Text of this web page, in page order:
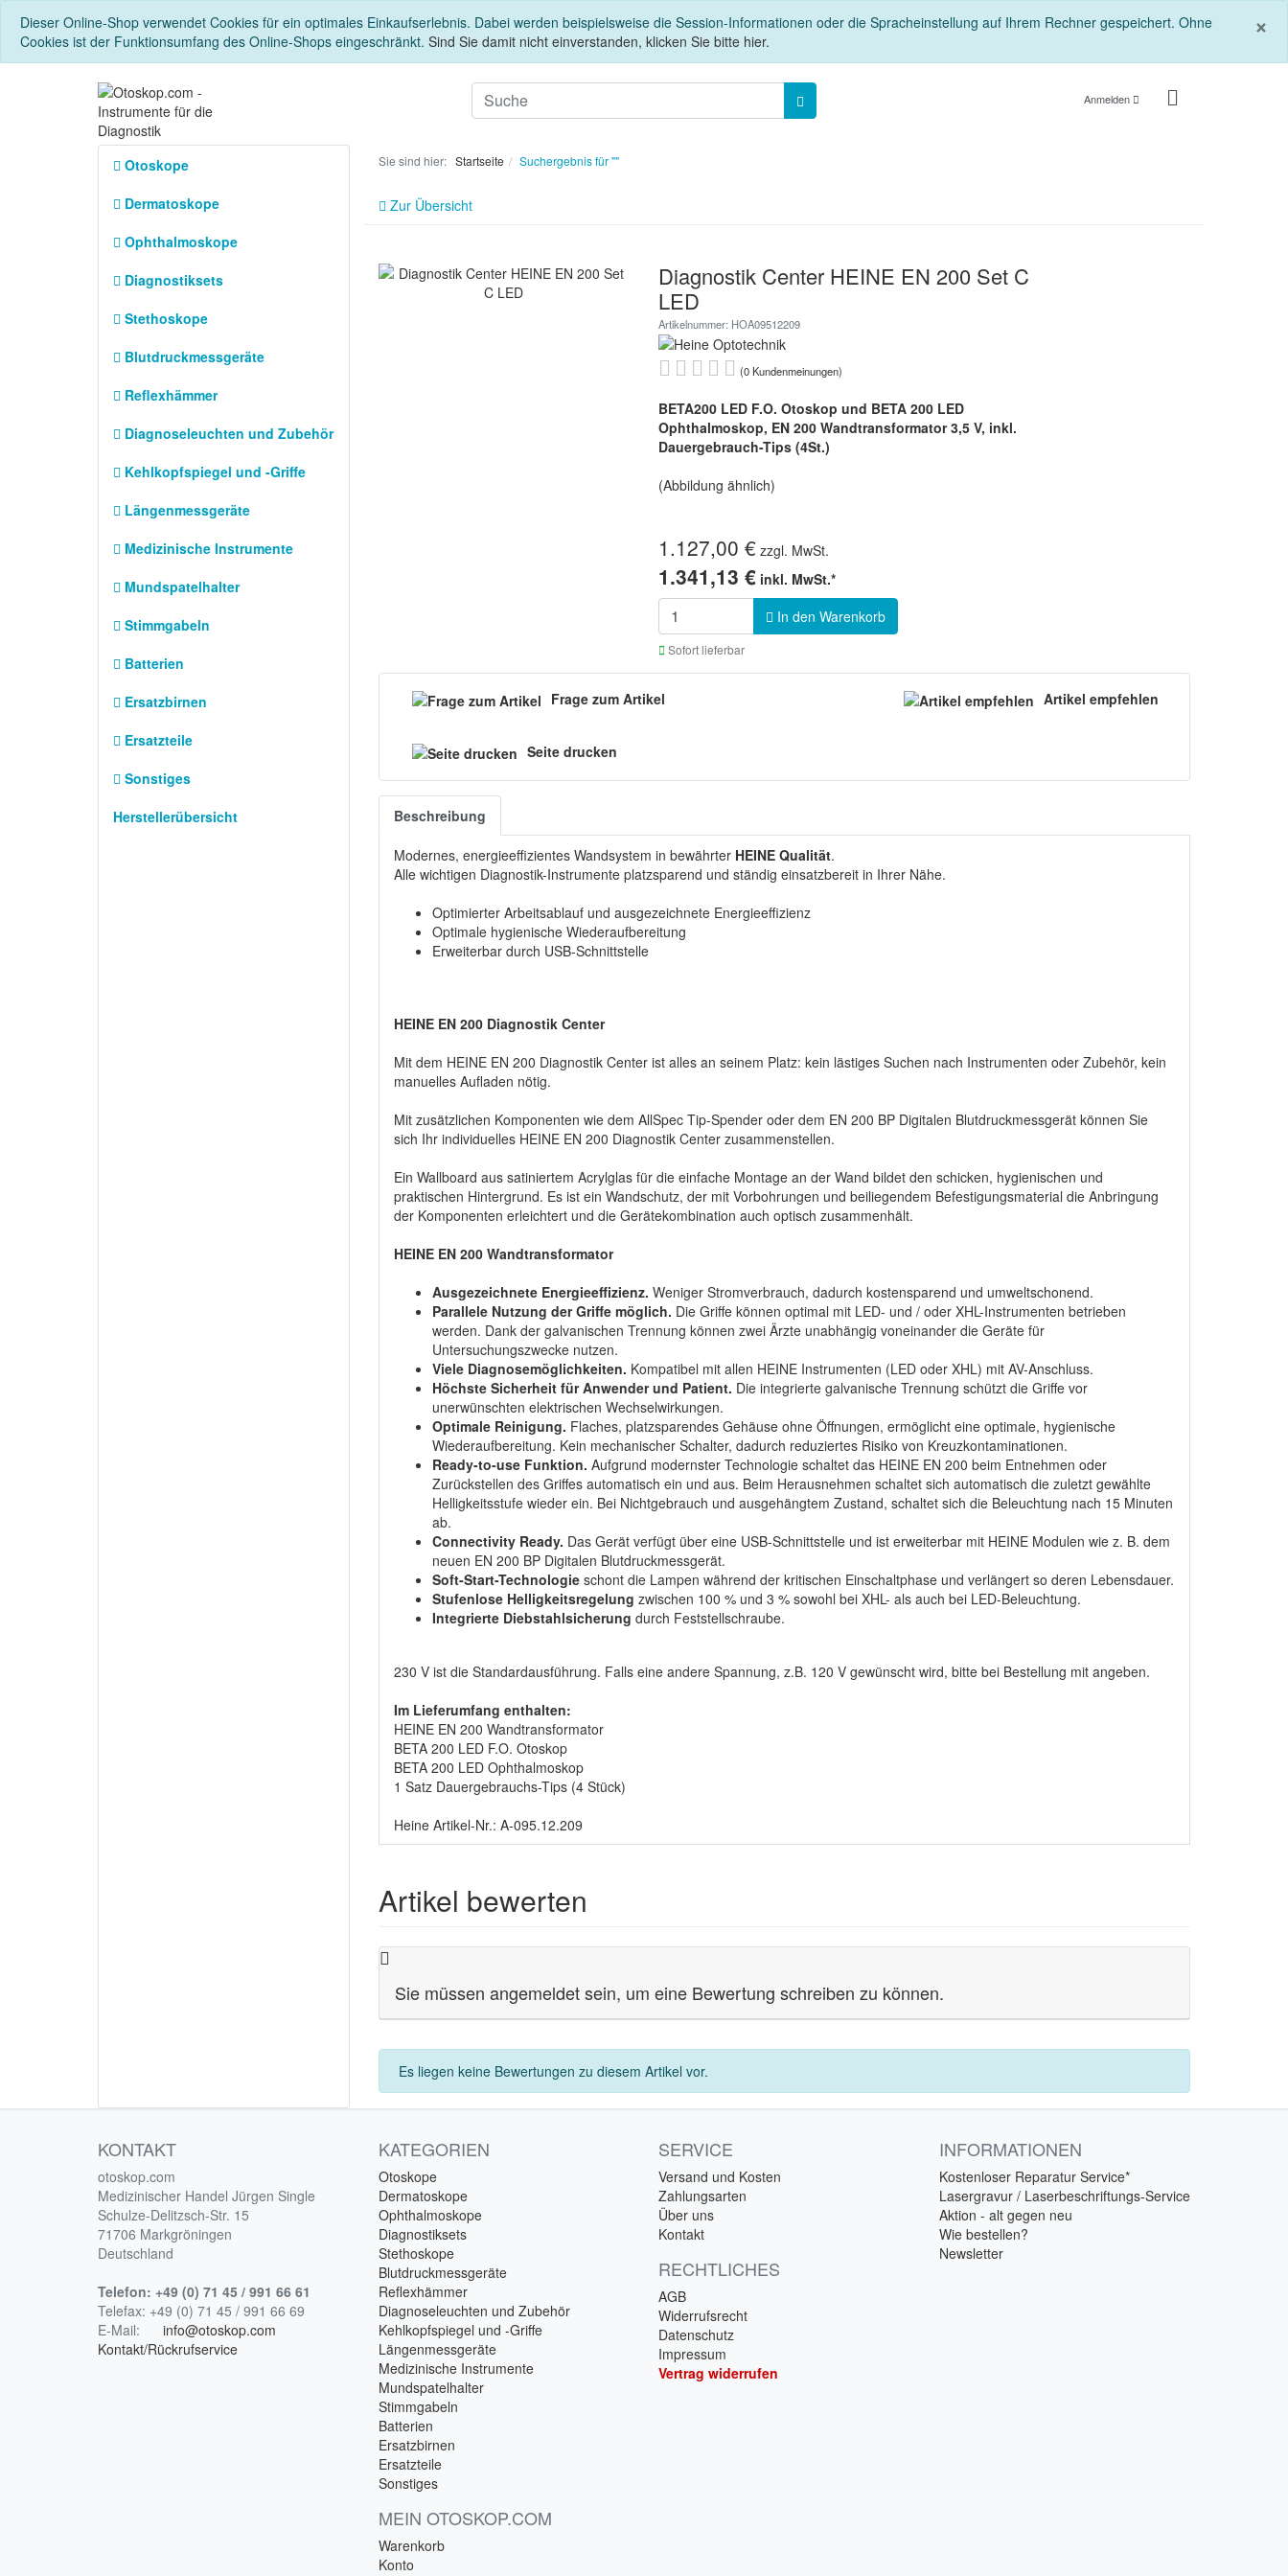
×
Dieser Online-Shop verwendet Cookies für ein optimales Einkaufserlebnis. Dabei werden beispielsweise die Session-Informationen oder die Spracheinstellung auf Ihrem Rechner gespeichert. Ohne
Cookies ist der Funktionsumfang des Online-Shops eingeschränkt. Sind Sie damit nicht einverstanden, klicken Sie bitte hier.
Anmelden
Otoskope
Dermatoskope
Ophthalmoskope
Diagnostiksets
Stethoskope
Blutdruckmessgeräte
Reflexhämmer
Diagnoseleuchten und Zubehör
Kehlkopfspiegel und -Griffe
Längenmessgeräte
Medizinische Instrumente
Mundspatelhalter
Stimmgabeln
Batterien
Ersatzbirnen
Ersatzteile
Sonstiges
Herstellerübersicht
Sie sind hier: Startseite Suchergebnis für ""
Zur Übersicht
Diagnostik Center HEINE EN 200 Set C
LED
Artikelnummer: HOA09512209
(0 Kundenmeinungen)
BETA200 LED F.O. Otoskop und BETA 200 LED
Ophthalmoskop, EN 200 Wandtransformator 3,5 V, inkl.
Dauergebrauch-Tips (4St.)
(Abbildung ähnlich)
1.127,00 € zzgl. MwSt.
1.341,13 € inkl. MwSt.*
In den Warenkorb
Sofort lieferbar
Frage zum Artikel Artikel empfehlen
Seite drucken
Beschreibung
Modernes, energieeffizientes Wandsystem in bewährter HEINE Qualität.
Alle wichtigen Diagnostik-Instrumente platzsparend und ständig einsatzbereit in Ihrer Nähe.
Optimierter Arbeitsablauf und ausgezeichnete Energieeffizienz
Optimale hygienische Wiederaufbereitung
Erweiterbar durch USB-Schnittstelle
HEINE EN 200 Diagnostik Center
Mit dem HEINE EN 200 Diagnostik Center ist alles an seinem Platz: kein lästiges Suchen nach Instrumenten oder Zubehör, kein
manuelles Aufladen nötig.
Mit zusätzlichen Komponenten wie dem AllSpec Tip-Spender oder dem EN 200 BP Digitalen Blutdruckmessgerät können Sie
sich Ihr individuelles HEINE EN 200 Diagnostik Center zusammenstellen.
Ein Wallboard aus satiniertem Acrylglas für die einfache Montage an der Wand bildet den schicken, hygienischen und
praktischen Hintergrund. Es ist ein Wandschutz, der mit Vorbohrungen und beiliegendem Befestigungsmaterial die Anbringung
der Komponenten erleichtert und die Gerätekombination auch optisch zusammenhält.
HEINE EN 200 Wandtransformator
Ausgezeichnete Energieeffizienz. Weniger Stromverbrauch, dadurch kostensparend und umweltschonend.
Parallele Nutzung der Griffe möglich. Die Griffe können optimal mit LED- und / oder XHL-Instrumenten betrieben
werden. Dank der galvanischen Trennung können zwei Ärzte unabhängig voneinander die Geräte für
Untersuchungszwecke nutzen.
Viele Diagnosemöglichkeiten. Kompatibel mit allen HEINE Instrumenten (LED oder XHL) mit AV-Anschluss.
Höchste Sicherheit für Anwender und Patient. Die integrierte galvanische Trennung schützt die Griffe vor
unerwünschten elektrischen Wechselwirkungen.
Optimale Reinigung. Flaches, platzsparendes Gehäuse ohne Öffnungen, ermöglicht eine optimale, hygienische
Wiederaufbereitung. Kein mechanischer Schalter, dadurch reduziertes Risiko von Kreuzkontaminationen.
Ready-to-use Funktion. Aufgrund modernster Technologie schaltet das HEINE EN 200 beim Entnehmen oder
Zurückstellen des Griffes automatisch ein und aus. Beim Herausnehmen schaltet sich automatisch die zuletzt gewählte
Helligkeitsstufe wieder ein. Bei Nichtgebrauch und ausgehängtem Zustand, schaltet sich die Beleuchtung nach 15 Minuten
ab.
Connectivity Ready. Das Gerät verfügt über eine USB-Schnittstelle und ist erweiterbar mit HEINE Modulen wie z. B. dem
neuen EN 200 BP Digitalen Blutdruckmessgerät.
Soft-Start-Technologieschont die Lampen während der kritischen Einschaltphase und verlängert so deren Lebensdauer.
Stufenlose Helligkeitsregelung zwischen 100 % und 3 % sowohl bei XHL- als auch bei LED-Beleuchtung.
Integrierte Diebstahlsicherung durch Feststellschraube.
230 V ist die Standardausführung. Falls eine andere Spannung, z.B. 120 V gewünscht wird, bitte bei Bestellung mit angeben.
Im Lieferumfang enthalten:
HEINE EN 200 Wandtransformator
BETA 200 LED F.O. Otoskop
BETA 200 LED Ophthalmoskop
1 Satz Dauergebrauchs-Tips (4 Stück)
Heine Artikel-Nr.: A-095.12.209
Artikel bewerten
Sie müssen angemeldet sein, um eine Bewertung schreiben zu können.
Es liegen keine Bewertungen zu diesem Artikel vor.
KONTAKT
otoskop.com
Medizinischer Handel Jürgen Single
Schulze-Delitzsch-Str. 15
71706 Markgröningen
Deutschland
Telefon: +49 (0) 71 45 / 991 66 61
Telefax: +49 (0) 71 45 / 991 66 69
E-Mail:
info@otoskop.com
Kontakt/Rückrufservice
KATEGORIEN
Otoskope
Dermatoskope
Ophthalmoskope
Diagnostiksets
Stethoskope
Blutdruckmessgeräte
Reflexhämmer
Diagnoseleuchten und Zubehör
Kehlkopfspiegel und -Griffe
Längenmessgeräte
Medizinische Instrumente
Mundspatelhalter
Stimmgabeln
Batterien
Ersatzbirnen
Ersatzteile
Sonstiges
MEIN OTOSKOP.COM
Warenkorb
Konto
SERVICE
Versand und Kosten
Zahlungsarten
Über uns
Kontakt
RECHTLICHES
AGB
Widerrufsrecht
Datenschutz
Impressum
Vertrag widerrufen
INFORMATIONEN
Kostenloser Reparatur Service*
Lasergravur / Laserbeschriftungs-Service
Aktion - alt gegen neu
Wie bestellen?
Newsletter